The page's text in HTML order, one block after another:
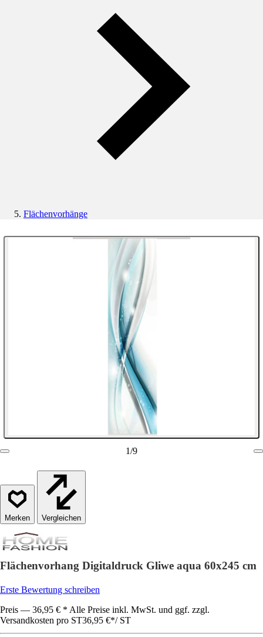
Flächenvorhänge
1/9
Vergleichen
Flächenvorhang Digitaldruck Gliwe aqua 60x245 cm
Erste Bewertung schreiben
Preis — 36,95 € * Alle Preise inkl. MwSt. und ggf. zzgl.
Versandkosten pro ST36,95 €*/ ST